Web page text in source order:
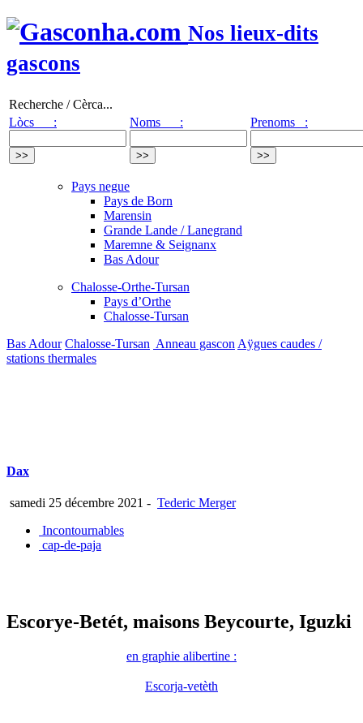
Nos lieux-dits
gascons
Recherche / Cèrca...
Lòcs :
Noms : Prenoms :
Pays negue
Pays de Born
Marensin
Grande Lande / Lanegrand
Maremne & Seignanx
Bas Adour
Chalosse-Orthe-Tursan
Pays d’Orthe
Chalosse-Tursan
Bas Adour Chalosse-Tursan Anneau gascon Aÿgues caudes /
stations thermales
Dax
samedi 25 décembre 2021 - Tederic Merger
Incontournables
cap-de-paja
Escorye-Betét, maisons Beycourte, Iguzki
en graphie alibertine :
Escorja-vetèth